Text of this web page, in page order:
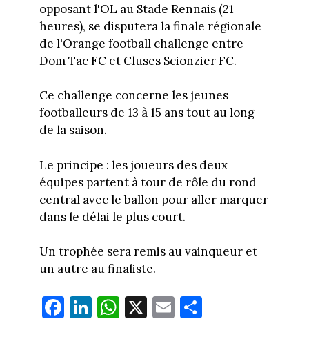
opposant l'OL au Stade Rennais (21
heures), se disputera la finale régionale
de l'Orange football challenge entre
Dom Tac FC et Cluses Scionzier FC.
Ce challenge concerne les jeunes
footballeurs de 13 à 15 ans tout au long
de la saison.
Le principe : les joueurs des deux
équipes partent à tour de rôle du rond
central avec le ballon pour aller marquer
dans le délai le plus court.
Un trophée sera remis au vainqueur et
un autre au finaliste.
Fa
ce
Li
nk
W
ha
X E
m
Pa
rt